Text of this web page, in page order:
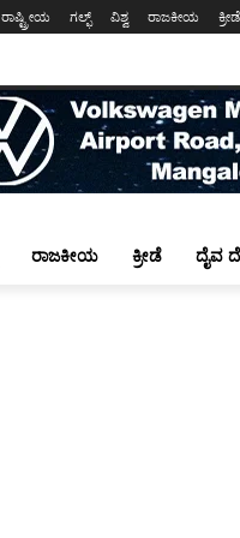
ರಾಷ್ಟ್ರೀಯ ಗಲ್ಫ್ ವಿಶ್ವ ರಾಜಕೀಯ ಕ್ರೀಡೆ
ರಾಜಕೀಯ ಕ್ರೀಡೆ ದೈವ